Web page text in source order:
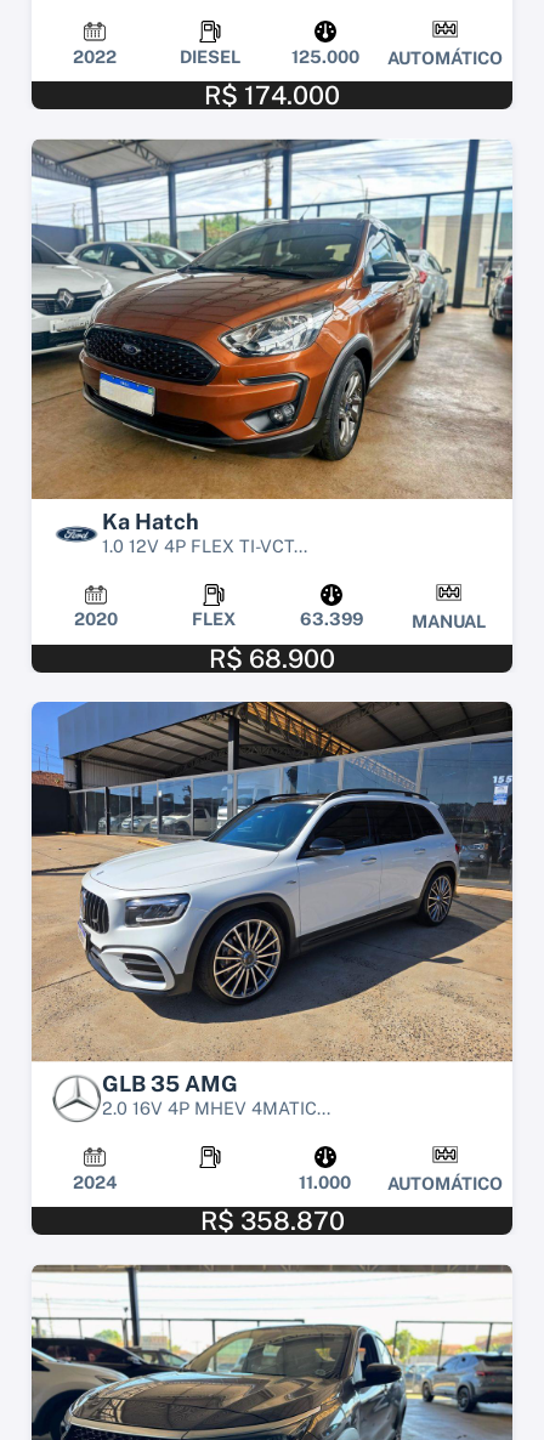
2022 DIESEL 125.000 AUTOMÁTICO
R$ 174.000
Ka Hatch
1.0 12V 4P FLEX TI-VCT...
2020 FLEX 63.399 MANUAL
R$ 68.900
GLB 35 AMG
2.0 16V 4P MHEV 4MATIC...
2024 11.000 AUTOMÁTICO
R$ 358.870